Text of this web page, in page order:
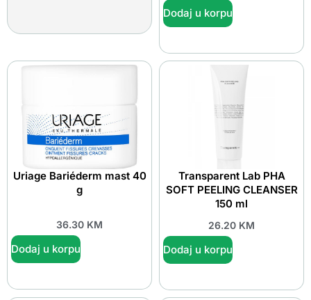
Dodaj u korpu
Uriage Bariéderm mast 40
g
36.30 KM
Dodaj u korpu
Transparent Lab PHA
SOFT PEELING CLEANSER
150 ml
26.20 KM
Dodaj u korpu